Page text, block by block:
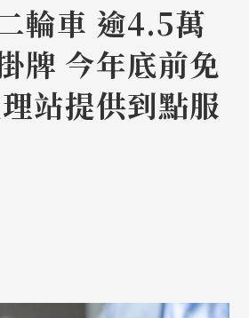
輪車 逾4.5萬
牌 今年底前免
站提供到點服